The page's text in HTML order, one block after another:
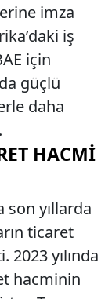
imza
iş
için
güçlü
daha
HACMI
son yıllarda
ticaret
2023 yılında
hacminin